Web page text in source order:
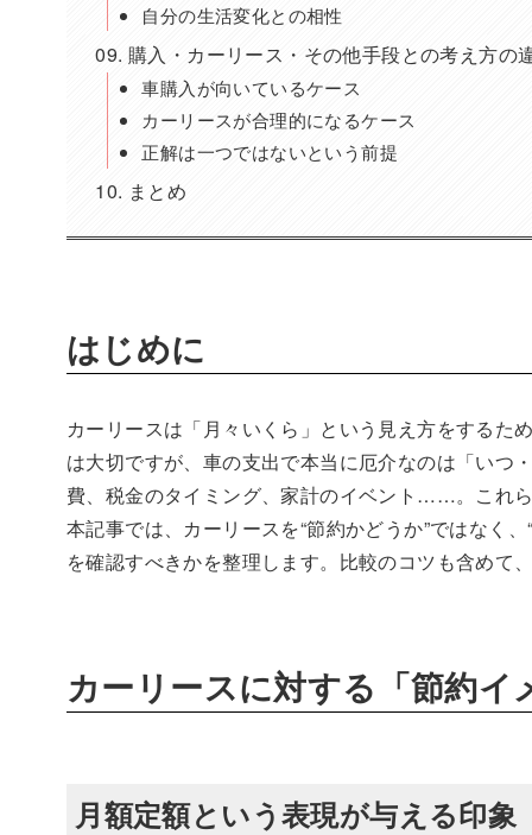
自分の生活変化との相性
購入・カーリース・その他手段との考え方の
車購入が向いているケース
カーリースが合理的になるケース
正解は一つではないという前提
まとめ
はじめに
カーリースは「月々いくら」という見え方をするた
は大切ですが、車の支出で本当に厄介なのは「いつ
費、税金のタイミング、家計のイベント……。これ
本記事では、カーリースを“節約かどうか”ではなく
を確認すべきかを整理します。比較のコツも含めて
カーリースに対する「節約
月額定額という表現が与える印象